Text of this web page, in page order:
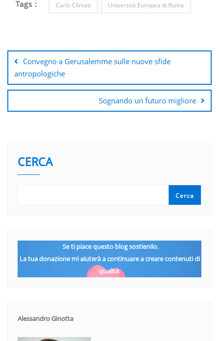
Tags : Carlo Climati Università Europea di Roma
articoli
Convegno a Gerusalemme sulle nuove sfide
antropologiche
Sognando un futuro migliore
CERCA
Cerca
Se ti piace questo blog sostienilo.
La tua donazione mi aiuterà a continuare a creare contenuti di
qualità:
Alessandro Ginotta